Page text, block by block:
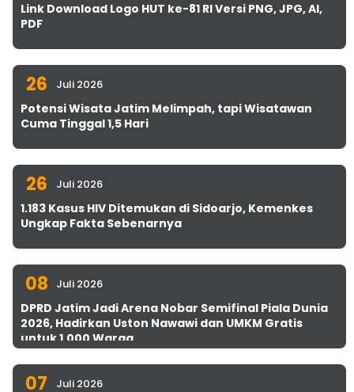
Link Download Logo HUT ke-81 RI Versi PNG, JPG, AI,
PDF
26 Juli 2026
Potensi Wisata Jatim Melimpah, tapi Wisatawan
Cuma Tinggal 1,5 Hari
26 Juli 2026
1.183 Kasus HIV Ditemukan di Sidoarjo, Kemenkes
Ungkap Fakta Sebenarnya
08 Juli 2026
DPRD Jatim Jadi Arena Nobar Semifinal Piala Dunia
2026, Hadirkan Uston Nawawi dan UMKM Gratis
untuk 1.000 Warga
07 Juli 2026